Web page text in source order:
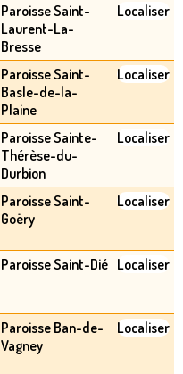
Paroisse Saint-
Laurent-La-
Bresse
Localiser
Paroisse Saint-
Basle-de-la-
Plaine
Localiser
Paroisse Sainte-
Thérèse-du-
Durbion
Localiser
Paroisse Saint-
Goëry
Localiser
Paroisse Saint-Dié Localiser
Paroisse Ban-de-
Vagney
Localiser